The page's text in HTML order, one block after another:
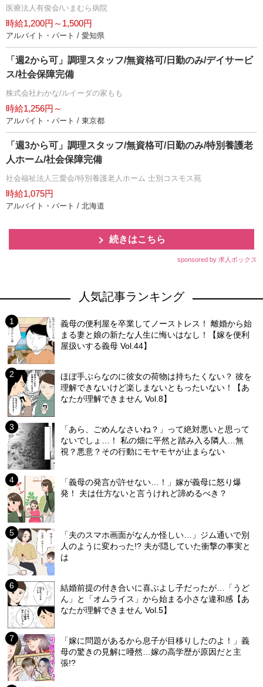
医療法人有俊会/いまむら病院
時給1,200円～1,500円
アルバイト・パート / 愛知県
「週2から可」調理スタッフ/無資格可/日勤のみ/デイサービ
ス/社会保障完備
株式会社わかな/ルイーダの家もも
時給1,256円～
アルバイト・パート / 東京都
「週3から可」調理スタッフ/無資格可/日勤のみ/特別養護老
人ホーム/社会保障完備
社会福祉法人三愛会/特別養護老人ホーム 士別コスモス苑
時給1,075円
アルバイト・パート / 北海道
続きはこちら
sponsored by 求人ボックス
人気記事ランキング
義母の便利屋を卒業してノーストレス！ 離婚から始
まる妻と娘の新たな人生に悔いはなし！【嫁を便利
屋扱いする義母 Vol.44】
ほぼ手ぶらなのに彼女の荷物は持ちたくない？ 彼を
理解できないけど楽しまないともったいない！【あ
なたが理解できません Vol.8】
「あら、ごめんなさいね？」って絶対悪いと思って
ないでしょ…！ 私の畑に平然と踏み入る隣人…無
視？悪意？その行動にモヤモヤが止まらない
「義母の発言が許せない…！」嫁が義母に怒り爆
発！ 夫は仕方ないと言うけれど諦めるべき？
「夫のスマホ画面がなんか怪しい…」ジム通いで別
人のように変わった!? 夫が隠していた衝撃の事実と
は
結婚前提の付き合いに喜ぶよし子だったが…「うど
ん」と「オムライス」から始まる小さな違和感【あ
なたが理解できません Vol.5】
「嫁に問題があるから息子が目移りしたのよ！」義
母の驚きの見解に唖然…嫁の高学歴が原因だと主
張!?